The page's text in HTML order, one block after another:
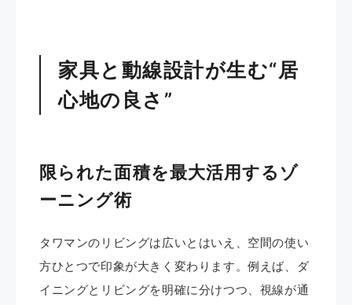
家具と動線設計が生む“居
心地の良さ”
限られた面積を最大活用するゾ
ーニング術
タワマンのリビングは広いとはいえ、空間の使い
方ひとつで印象が大きく変わります。例えば、ダ
イニングとリビングを明確に分けつつ、視線が通